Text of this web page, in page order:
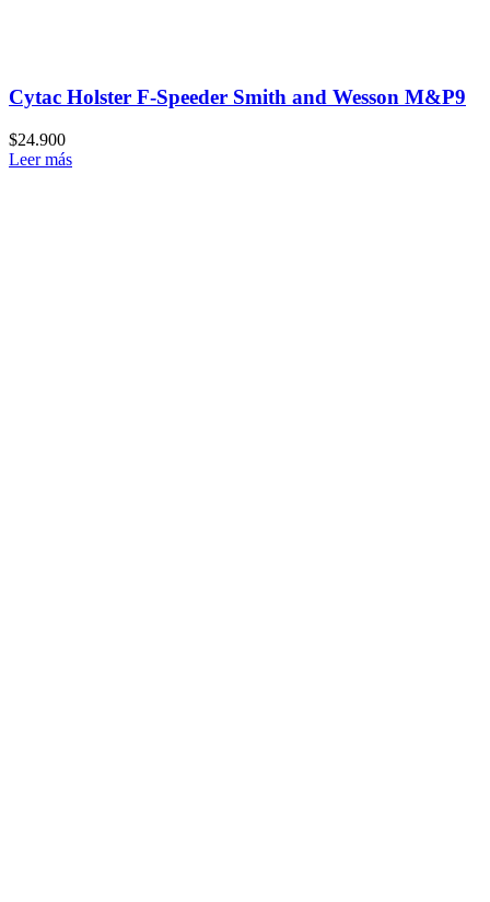
Cytac Holster F-Speeder Smith and Wesson M&P9
$24.900
Leer más